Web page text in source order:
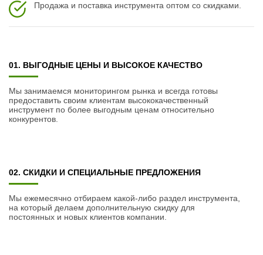
Продажа и поставка инструмента оптом со скидками.
01. ВЫГОДНЫЕ ЦЕНЫ И ВЫСОКОЕ КАЧЕСТВО
Мы занимаемся мониторингом рынка и всегда готовы
предоставить своим клиентам высококачественный
инструмент по более выгодным ценам относительно
конкурентов.
02. СКИДКИ И СПЕЦИАЛЬНЫЕ ПРЕДЛОЖЕНИЯ
Мы ежемесячно отбираем какой-либо раздел инструмента,
на который делаем дополнительную скидку для
постоянных и новых клиентов компании.